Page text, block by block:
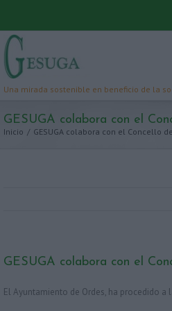
GESUGA colabora con el
Inicio / GESUGA colabora con el Concello
GESUGA colabora con el
El Ayuntamiento de Ordes, ha procedido